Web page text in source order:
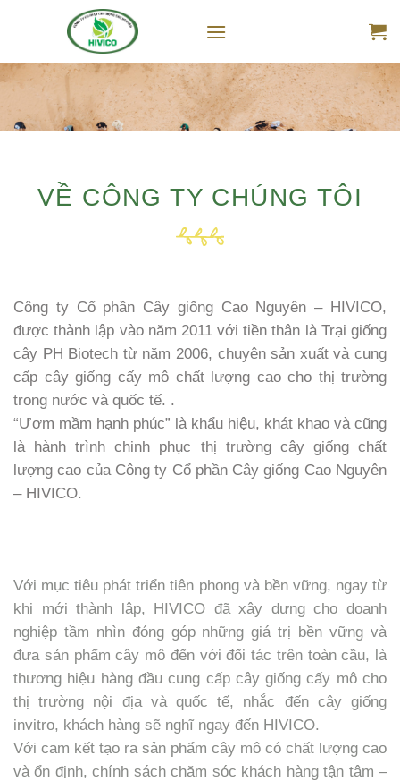
VỀ CÔNG TY CHÚNG TÔI
Công ty Cổ phần Cây giống Cao Nguyên – HIVICO,
được thành lập vào năm 2011 với tiền thân là Trại giống
cây PH Biotech từ năm 2006, chuyên sản xuất và cung
cấp cây giống cấy mô chất lượng cao cho thị trường
trong nước và quốc tế. .
“Ươm mầm hạnh phúc” là khẩu hiệu, khát khao và cũng
là hành trình chinh phục thị trường cây giống chất
lượng cao của Công ty Cổ phần Cây giống Cao Nguyên
– HIVICO.
Với mục tiêu phát triển tiên phong và bền vững, ngay từ
khi mới thành lập, HIVICO đã xây dựng cho doanh
nghiệp tầm nhìn đóng góp những giá trị bền vững và
đưa sản phẩm cây mô đến với đối tác trên toàn cầu, là
thương hiệu hàng đầu cung cấp cây giống cấy mô cho
thị trường nội địa và quốc tế, nhắc đến cây giống
invitro, khách hàng sẽ nghĩ ngay đến HIVICO.
Với cam kết tạo ra sản phẩm cây mô có chất lượng cao
và ổn định, chính sách chăm sóc khách hàng tận tâm –